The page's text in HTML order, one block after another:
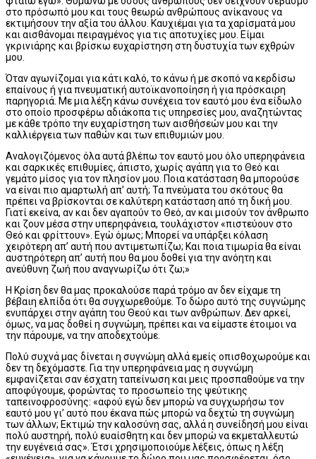
στο πρόσωπό μου και τους θεωρώ ανθρώπους ανίκανους να
εκτιμήσουν την αξία του άλλου. Καυχιέμαι για τα χαρίσματά μου
και αισθάνομαι πειραγμένος για τις αποτυχίες μου. Είμαι
γκρινιάρης και βρίσκω ευχαρίστηση στη δυστυχία των εχθρών
μου.
Όταν αγωνίζομαι για κάτι καλό, το κάνω ή με σκοπό να κερδίσω
επαίνους ή για πνευματική αυτοϊκανοποίηση ή για πρόσκαιρη
παρηγοριά. Με μια λέξη κάνω συνέχεια τον εαυτό μου ένα είδωλο
στο οποίο προσφέρω αδιάκοπα τις υπηρεσίες μου, αναζητώντας
με κάθε τρόπο την ευχαρίστηση των αισθήσεών μου και την
καλλιέργεια των παθών και των επιθυμιών μου.
Αναλογιζόμενος όλα αυτά βλέπω τον εαυτό μου όλο υπερηφάνεια
και σαρκικές επιθυμίες, άπιστο, χωρίς αγάπη για το Θεό και
γεμάτο μίσος για τον πλησίον μου. Ποια κατάσταση θα μπορούσε
να είναι πιο αμαρτωλή απ’ αυτή; Τα πνεύματα του σκότους θα
πρέπει να βρίσκονται σε καλύτερη κατάσταση από τη δική μου.
Γιατί εκείνα, αν και δεν αγαπούν το Θεό, αν και μισούν τον άνθρωπο
και ζουν μέσα στην υπερηφάνεια, τουλάχιστον «πιστεύουν στο
Θεό και φρίττουν». Εγώ όμως; Μπορεί να υπάρξει κόλαση
χειρότερη απ’ αυτή που αντιμετωπίζω; Και ποια τιμωρία θα είναι
αυστηρότερη απ’ αυτή που θα μου δοθεί για την ανόητη και
ανεύθυνη ζωή που αναγνωρίζω ότι ζω;»
Η Κρίση δεν θα μας προκαλούσε παρά τρόμο αν δεν είχαμε τη
βέβαιη ελπίδα ότι θα συγχωρεθούμε. Το δώρο αυτό της συγνώμης
ενυπάρχει στην αγάπη του Θεού και των ανθρώπων. Δεν αρκεί,
όμως, να μας δοθεί η συγνώμη, πρέπει και να είμαστε έτοιμοι να
την πάρουμε, να την αποδεχτούμε.
Πολύ συχνά μας δίνεται η συγνώμη αλλά εμείς οπισθοχωρούμε και
δεν τη δεχόμαστε. Για την υπερηφάνεια μας η συγνώμη
εμφανίζεται σαν έσχατη ταπείνωση και μεις προσπαθούμε να την
αποφύγουμε, φορώντας το προσωπείο της ψεύτικης
ταπεινοφροσύνης: «αφού εγώ δεν μπορώ να συγχωρήσω τον
εαυτό μου γι’ αυτό που έκανα πώς μπορώ να δεχτώ τη συγνώμη
των άλλων; Εκτιμώ την καλοσύνη σας, αλλά η συνείδησή μου είναι
πολύ αυστηρή, πολύ ευαίσθητη και δεν μπορώ να εκμεταλλευτώ
την ευγένειά σας». Έτσι χρησιμοποιούμε λέξεις, όπως η λέξη